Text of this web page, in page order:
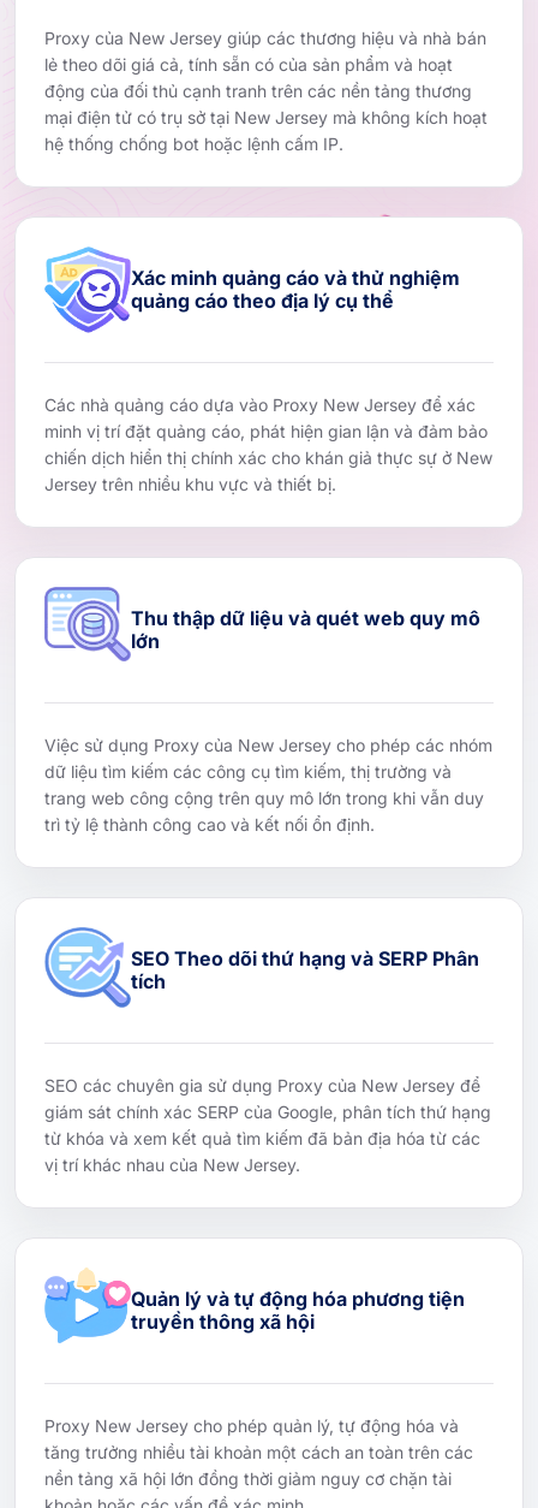
Proxy của New Jersey giúp các thương hiệu và nhà bán
lẻ theo dõi giá cả, tính sẵn có của sản phẩm và hoạt
động của đối thủ cạnh tranh trên các nền tảng thương
mại điện tử có trụ sở tại New Jersey mà không kích hoạt
hệ thống chống bot hoặc lệnh cấm IP.
Xác minh quảng cáo và thử nghiệm
quảng cáo theo địa lý cụ thể
Các nhà quảng cáo dựa vào Proxy New Jersey để xác
minh vị trí đặt quảng cáo, phát hiện gian lận và đảm bảo
chiến dịch hiển thị chính xác cho khán giả thực sự ở New
Jersey trên nhiều khu vực và thiết bị.
Thu thập dữ liệu và quét web quy mô
lớn
Việc sử dụng Proxy của New Jersey cho phép các nhóm
dữ liệu tìm kiếm các công cụ tìm kiếm, thị trường và
trang web công cộng trên quy mô lớn trong khi vẫn duy
trì tỷ lệ thành công cao và kết nối ổn định.
SEO Theo dõi thứ hạng và SERP Phân
tích
SEO các chuyên gia sử dụng Proxy của New Jersey để
giám sát chính xác SERP của Google, phân tích thứ hạng
từ khóa và xem kết quả tìm kiếm đã bản địa hóa từ các
vị trí khác nhau của New Jersey.
Quản lý và tự động hóa phương tiện
truyền thông xã hội
Proxy New Jersey cho phép quản lý, tự động hóa và
tăng trưởng nhiều tài khoản một cách an toàn trên các
nền tảng xã hội lớn đồng thời giảm nguy cơ chặn tài